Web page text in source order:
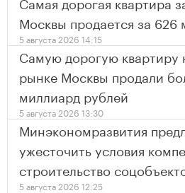
Москвы продается за 626
5 августа 2026 14:15
Самую дорогую квартиру
рынке Москвы продали
миллиард рублей
5 августа 2026 13:30
Минэкономразвития
ужесточить условия
строительство
5 августа 2026 12:25